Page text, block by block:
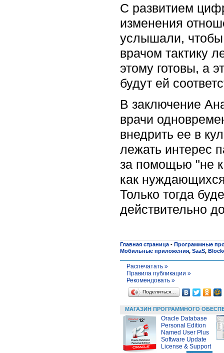
С развитием
изменения
услышали, чтобы
врачом тактику
этому готовы, а
будут ей
В заключение
врачи
внедрить ее в
лежать интерес
за помощью "не
как
Только тогда
действительно
Главная страница - Программные
Мобильные приложения, SaaS,
Распечатать »
Правила публикации »
Рекомендовать »
Поделиться…
МАГАЗИН ПРОГРАММНОГО
Oracle Database
Personal Edition
Named User Plus
Software Update
License & Support